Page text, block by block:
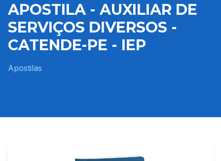
APOSTILA - AUXILIAR DE
SERVIÇOS DIVERSOS -
CATENDE-PE - IEP
Apostilas